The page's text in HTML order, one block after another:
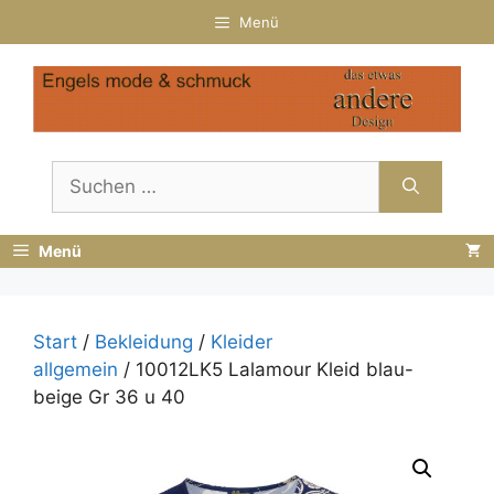
Inhalt
springen
Menü
nach:
Menü
Start / Bekleidung / Kleider
allgemein / 10012LK5 Lalamour Kleid blau-
beige Gr 36 u 40